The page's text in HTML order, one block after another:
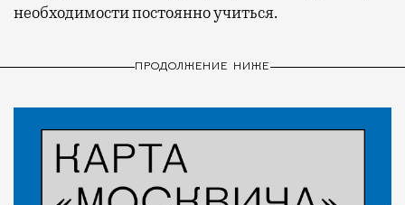
необходимости постоянно учиться.
ПРОДОЛЖЕНИЕ НИЖЕ